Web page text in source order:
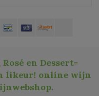
en Dessert-
likeur! online wijn
.